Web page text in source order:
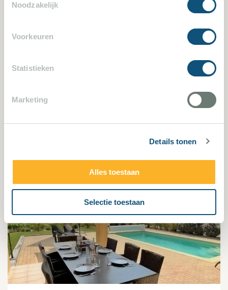
Noodzakelijk
Voorkeuren
Statistieken
Marketing
Details tonen
Alles toestaan
Selectie toestaan
3 Schlafzimmer